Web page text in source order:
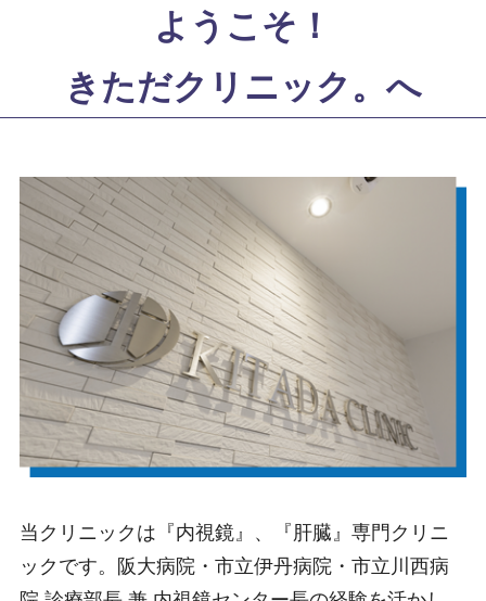
ようこそ！
きただクリニック。へ
当クリニックは『内視鏡』、『肝臓』専門クリニ
ックです。阪大病院・市立伊丹病院・市立川西病